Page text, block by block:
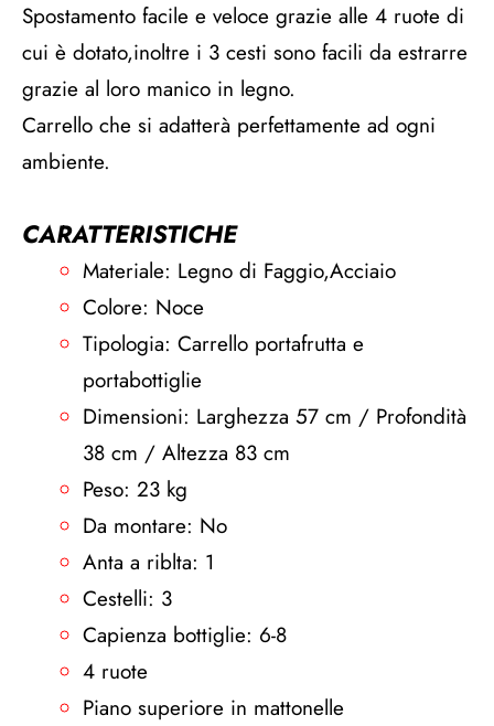
Spostamento facile e veloce grazie alle 4 ruote di
cui è dotato,inoltre i 3 cesti sono facili da estrarre
grazie al loro manico in legno.
Carrello che si adatterà perfettamente ad ogni
ambiente.
CARATTERISTICHE
Materiale: Legno di Faggio,Acciaio
Colore: Noce
Tipologia: Carrello portafrutta e
portabottiglie
Dimensioni: Larghezza 57 cm / Profondità
38 cm / Altezza 83 cm
Peso: 23 kg
Da montare: No
Anta a riblta: 1
Cestelli: 3
Capienza bottiglie: 6-8
4 ruote
Piano superiore in mattonelle